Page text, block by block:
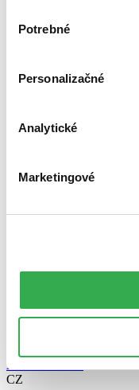
keby sme mohli
súhlasu
Potrebné
Personalizačné
Analytické
Marketingové
Anna Karenina
CZ